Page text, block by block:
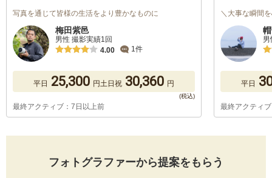
写真を通じて皆様の生活をより豊かなものに
梅田紫邑
男性 撮影実績1回
4.00
1件
平日 25,300 円土日祝 30,360 円
最終アクティブ：7日以上前
＼大事な瞬間
男
平日
最終アクティ
フォトグラファーから提案をもらう